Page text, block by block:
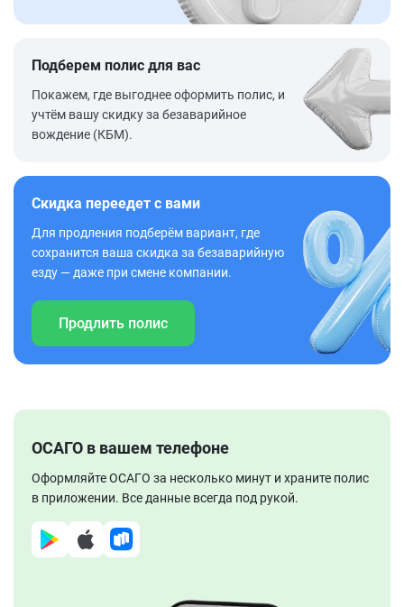
Подберем полис для вас
Покажем, где выгоднее оформить полис, и
учтём вашу скидку за безаварийное
вождение (КБМ).
Скидка переедет с вами
Для продления подберём вариант, где
сохранится ваша скидка за безаварийную
езду — даже при смене компании.
Продлить полис
ОСАГО в вашем телефоне
Оформляйте ОСАГО за несколько минут и храните полис
в приложении. Все данные всегда под рукой.